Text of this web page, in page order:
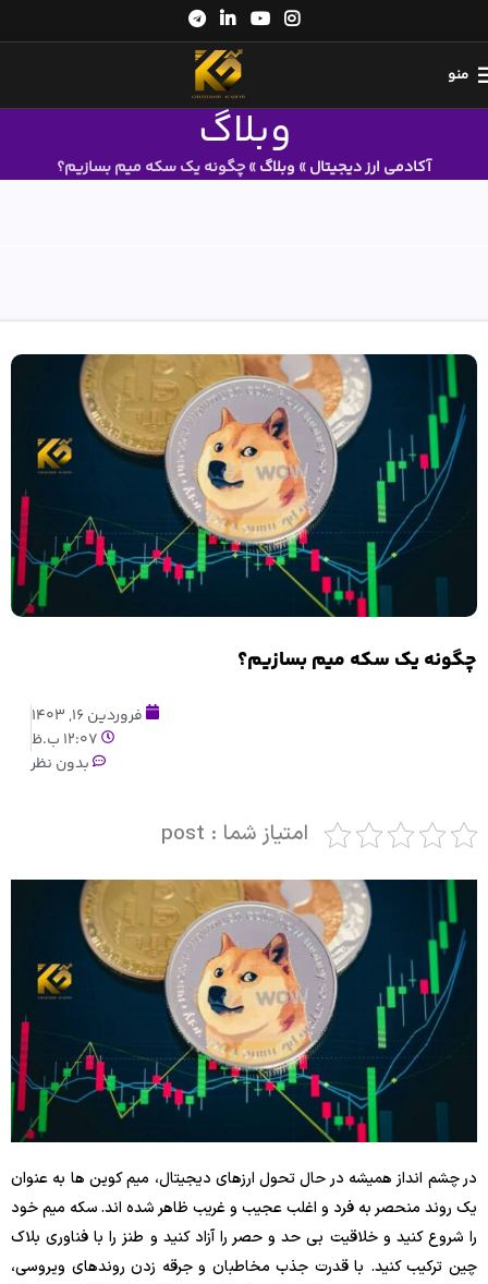
منو
وبلاگ
آکادمی ارز دیجیتال» وبلاگ»چگونه یک سکه میم بسازیم؟
چگونه یک سکه میم بسازیم؟
فروردین 16, 1403
12:07 ب.ظ
بدون نظر
امتیاز شما : post
در چشم انداز همیشه در حال تحول ارزهای دیجیتال، میم کوین ها به عنوان
یک روند منحصر به فرد و اغلب عجیب و غریب ظاهر شده اند. سکه میم خود
را شروع کنید و خلاقیت بی حد و حصر را آزاد کنید و طنز را با فناوری بلاک
چین ترکیب کنید. با قدرت جذب مخاطبان و جرقه زدن روندهای ویروسی،